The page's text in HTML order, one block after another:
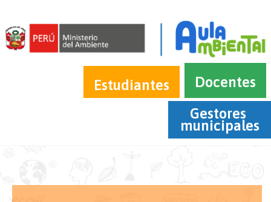
Estudiantes
Docentes
Gestores
municipales